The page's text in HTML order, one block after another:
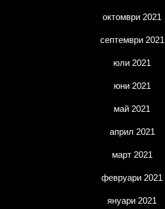
октомври 2021
септември 2021
юли 2021
юни 2021
май 2021
април 2021
март 2021
февруари 2021
януари 2021